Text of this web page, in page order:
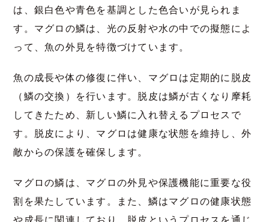
は、銀白色や青色を基調とした色合いが見られま
す。マグロの鱗は、光の反射や水の中での擬態によ
って、魚の外見を特徴づけています。
魚の成長や体の修復に伴い、マグロは定期的に脱皮
（鱗の交換）を行います。脱皮は鱗が古くなり摩耗
してきたため、新しい鱗に入れ替えるプロセスで
す。脱皮により、マグロは健康な状態を維持し、外
敵からの保護を確保します。
マグロの鱗は、マグロの外見や保護機能に重要な役
割を果たしています。また、鱗はマグロの健康状態
や成長に関連しており、脱皮というプロセスを通じ